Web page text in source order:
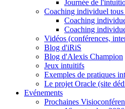
Journée de
Coaching individuel
Coaching
Coaching
Vidéos (conférences,
Blog d'iRiS
Blog d'Alexis Champion
Jeux intuitifs
Exemples de pratiques
Le projet Oracle (site
Evénements
Prochaines